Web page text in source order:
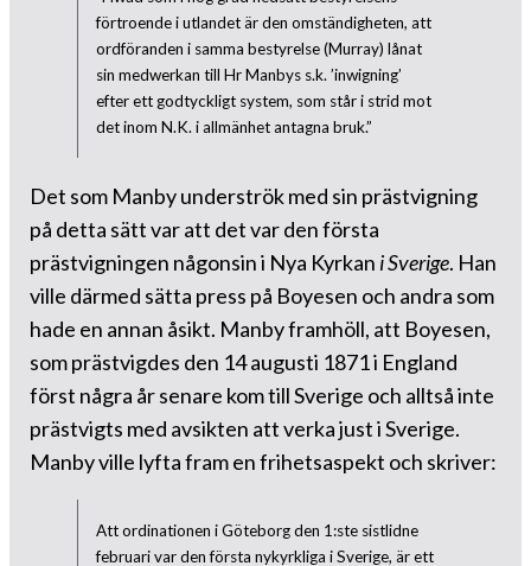
förtroende i utlandet är den omständigheten, att
ordföranden i samma bestyrelse (Murray) lånat
sin medwerkan till Hr Manbys s.k. ’inwigning’
efter ett godtyckligt system, som står i strid mot
det inom N.K. i allmänhet antagna bruk.”
Det som Manby underströk med sin prästvigning
på detta sätt var att det var den första
prästvigningen någonsin i Nya Kyrkan i Sverige. Han
ville därmed sätta press på Boyesen och andra som
hade en annan åsikt. Manby framhöll, att Boyesen,
som prästvigdes den 14 augusti 1871 i England
först några år senare kom till Sverige och alltså inte
prästvigts med avsikten att verka just i Sverige.
Manby ville lyfta fram en frihetsaspekt och skriver:
Att ordinationen i Göteborg den 1:ste sistlidne
februari var den första nykyrkliga i Sverige, är ett